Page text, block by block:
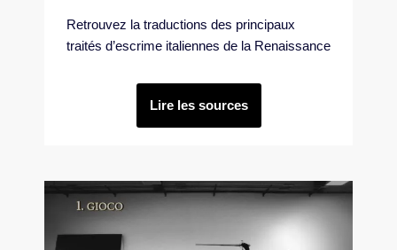
Retrouvez la traductions des principaux
traités d’escrime italiennes de la Renaissance
Lire les sources